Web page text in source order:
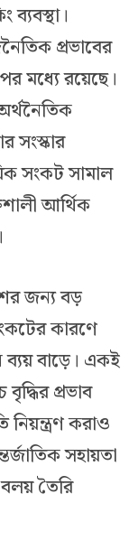
প্রভাবের
মধ্যে রয়েছে।
সংস্কার
সংকট সামাল
আর্থিক
জন্য বড়
কারণে
ব্যয় বাড়ে। একই
প্রভাব
করাও
সহায়তা
তৈরি